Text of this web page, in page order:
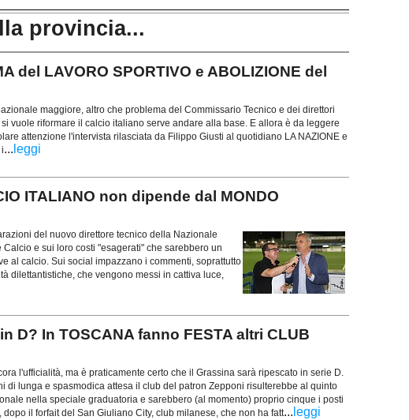
provincia...
del LAVORO SPORTIVO e ABOLIZIONE del
maggiore, altro che problema del Commissario Tecnico e dei direttori
vuole riformare il calcio italiano serve andare alla base. E allora è da leggere
attenzione l'intervista rilasciata da Filippo Giusti al quotidiano LA NAZIONE e
... leggi
ITALIANO non dipende dal MONDO
del nuovo direttore tecnico della Nazionale
e sui loro costi "esagerati" che sarebbero un
al calcio. Sui social impazzano i commenti, soprattutto
dilettantistiche, che vengono messi in cattiva luce,
D? In TOSCANA fanno FESTA altri CLUB
l'ufficialità, ma è praticamente certo che il Grassina sarà ripescato in serie D.
di lunga e spasmodica attesa il club del patron Zepponi risulterebbe al quinto
nella speciale graduatoria e sarebbero (al momento) proprio cinque i posti
dopo il forfait del San Giuliano City, club milanese, che non ha fatt... leggi